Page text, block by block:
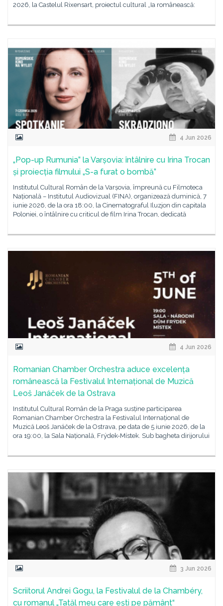
2026, la Castelul Rixensart, proiectul cultural „Ia românească:
4 Jun 2026
„Pop-up Rumunia” la Varșovia: întâlnire cu Irina Trocan
și proiecția filmului „S-a furat o bombă”
Institutul Cultural Român de la Varșovia, împreună cu Filmoteca
Națională – Institutul Audiovizual (FINA), organizează duminică, 7
iunie 2026, de la ora 18:00, la Cinematograful Iluzjon din capitala
Poloniei, o întâlnire cu criticul de film Irina Trocan, dedicată
4 Jun 2026
Romanian Chamber Orchestra aduce excelența
românească la Festivalul Internațional de Muzică
Leoš Janáček de la Ostrava
Institutul Cultural Român de la Praga susține participarea
Romanian Chamber Orchestra la Festivalul Internațional de
Muzică Leoš Janáček de la Ostrava, pe data de 5 iunie 2026, de la
ora 19:00, la Sala Națională, Frýdek-Místek. Sub bagheta dirijorului
3 Jun 2026
Scriitorul Andrei Gogu, la Festivalul de la Chambéry,
cu romanul „Tatăl meu care ești pe pământ“